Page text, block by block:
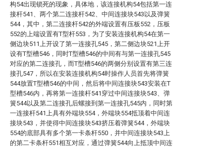
构54出现锁死的现象，具体地，该连接机构54包括第一连
接杆541、两个第二连接杆542、中间连接块543以及弹簧
544，其中，第二连接杆542的外端设置有压板552，压板
552的上端设置有T型杆553，为了安装连接机构54在第一
侧边块511上开设了第一连接孔545，第二侧边块521上开
设有T型槽546，同时T型槽546的中间有与第一连接孔545
对应的第二连接孔，而T型槽546的两侧分别设置有第三连
接孔547，所以在安装连接机构54时操作人员首先将弹簧
544放置T型槽546的中间，然后将中间连接块543安装在T
型槽546内，再将第一连接杆541穿过中间连接块543、弹
簧544以及第二连接孔后螺接到第一连接孔545内，同时第
一连接杆541上具有外端块554，外端块554抵顶着中间连
接块543，并使得中间连接块543挤压着弹簧544，外端块
554的底部具有多个第一卡条杆550，并中间连接块543上
的第二卡条杆551相互对应，通过弹簧544向上抵顶中间连